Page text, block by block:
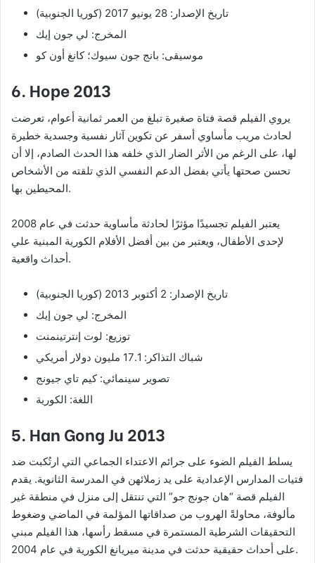
تاريخ الإصدار: 28 يونيو 2017 (كوريا الجنوبية)
المخرج: لي جون إيك
موسيقى: بانج جون سيوك؛ كانغ أون كو
6. Hope 2013
يروي الفيلم قصة فتاة صغيرة تبلغ من العمر ثمانية أعوام، تعرضت
لحادث مريب مأساوي أسفر عن تكوين آثار نفسية وجسدية خطيرة
لها، على الرغم من الأثر الضار الذي خلفه هذا الحدث الصادم، إلا أن
تحسن صحتها يأتي بفضل الدعم النفسي الذي تلقته من الأشخاص
المحيطين بها.
يعتبر الفيلم تجسيدًا مؤثرًا لحادثة مأساوية حدثت في عام 2008
لإحدى الأطفال، ويعتبر من بين أفضل الأفلام الكورية المبنية علي
أحداث واقعية.
تاريخ الإصدار: 2 أكتوبر 2013 (كوريا الجنوبية)
المخرج: لي جون إيك
توزيع: لوت إنترتينمنت
شباك التذاكر: 17.1 مليون دولار أمريكي
تصوير سينمائي: كيم تاي جيونج
اللغة: الكورية
5. Han Gong Ju 2013
يسلط الفيلم الضوء على جرائم الاعتداء الجماعي التي ارتُكبت ضد
فتيات المدارس الإعدادية على يد زملائهن في المدرسة الثانوية. يقدم
الفيلم قصة “هان جونج جو” التي تنتقل إلى منزل في منطقة غير
مألوفة، محاولةً الهروب من صداقاتها المؤلمة في الماضي وضغوط
التحقيقات الشرطية المستمرة في مسقط رأسها، هذا الفيلم مبني
على أحداث حقيقية حدثت في مدينة ميريانغ الكورية في عام 2004.